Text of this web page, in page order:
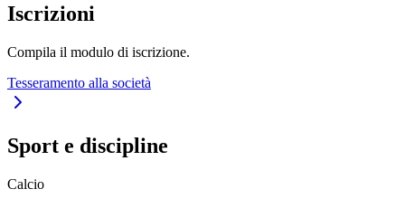
Iscrizioni
Compila il modulo di iscrizione.
Tesseramento alla società
Sport e discipline
Calcio